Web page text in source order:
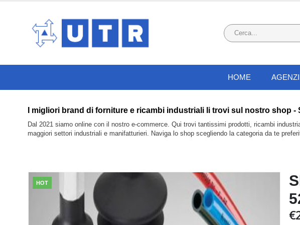
HOME
I migliori brand di forniture e ricambi industriali li trovi sul nostro shop -
Dal 2021 siamo online con il nostro e-commerce. Qui trovi tantissimi prodotti, ricambi
maggiori settori industriali e manifatturieri. Naviga lo shop scegliendo la categoria da te
HOT
€